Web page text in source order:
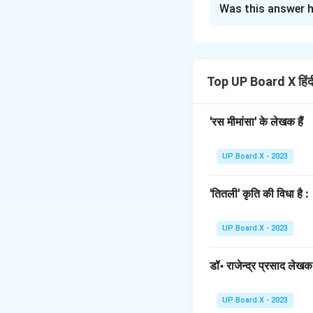
सन् 1884 ई. में बस्ती
ये इंटरमीडिएट की
कारण नौकरी छोड़कर
यहीं पर इन्होंने हिंदी,
से प्रभावित होकर
अध्यक्ष पद को
आचार्य रामचंद्र शुक्ल
सूत्रपात किया।
चिंतामणि:यह शुक्ल जी
Was this answer
Top UP Board X
'रस मीमांसा' के लेखक हैं
UP Board X - 2023
'तितली' कृति की विधा है :
UP Board X - 2023
डॉ॰ राजेन्द्र प्रसाद
UP Board X - 2023